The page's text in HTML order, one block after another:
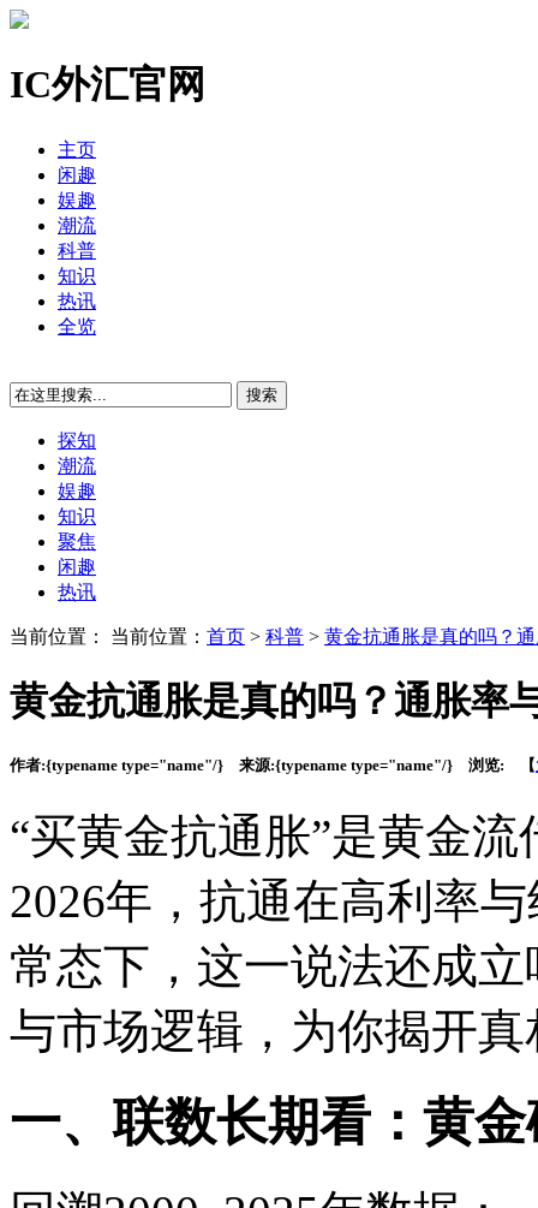
IC外汇官网
主页
闲趣
娱趣
潮流
科普
知识
热讯
全览
探知
潮流
娱趣
知识
聚焦
闲趣
热讯
当前位置： 当前位置： 首页 > 科普 > 黄金抗通胀是真的吗？
黄金抗通胀是真的吗？通胀率
作者:{typename type="name"/} 来源:{typename type="name"/} 浏览: 【
“买黄金抗通胀”是黄金
2026年，抗通在高利率
常态下，这一说法还成
与市场逻辑，为你揭开
一、联数长期看：黄